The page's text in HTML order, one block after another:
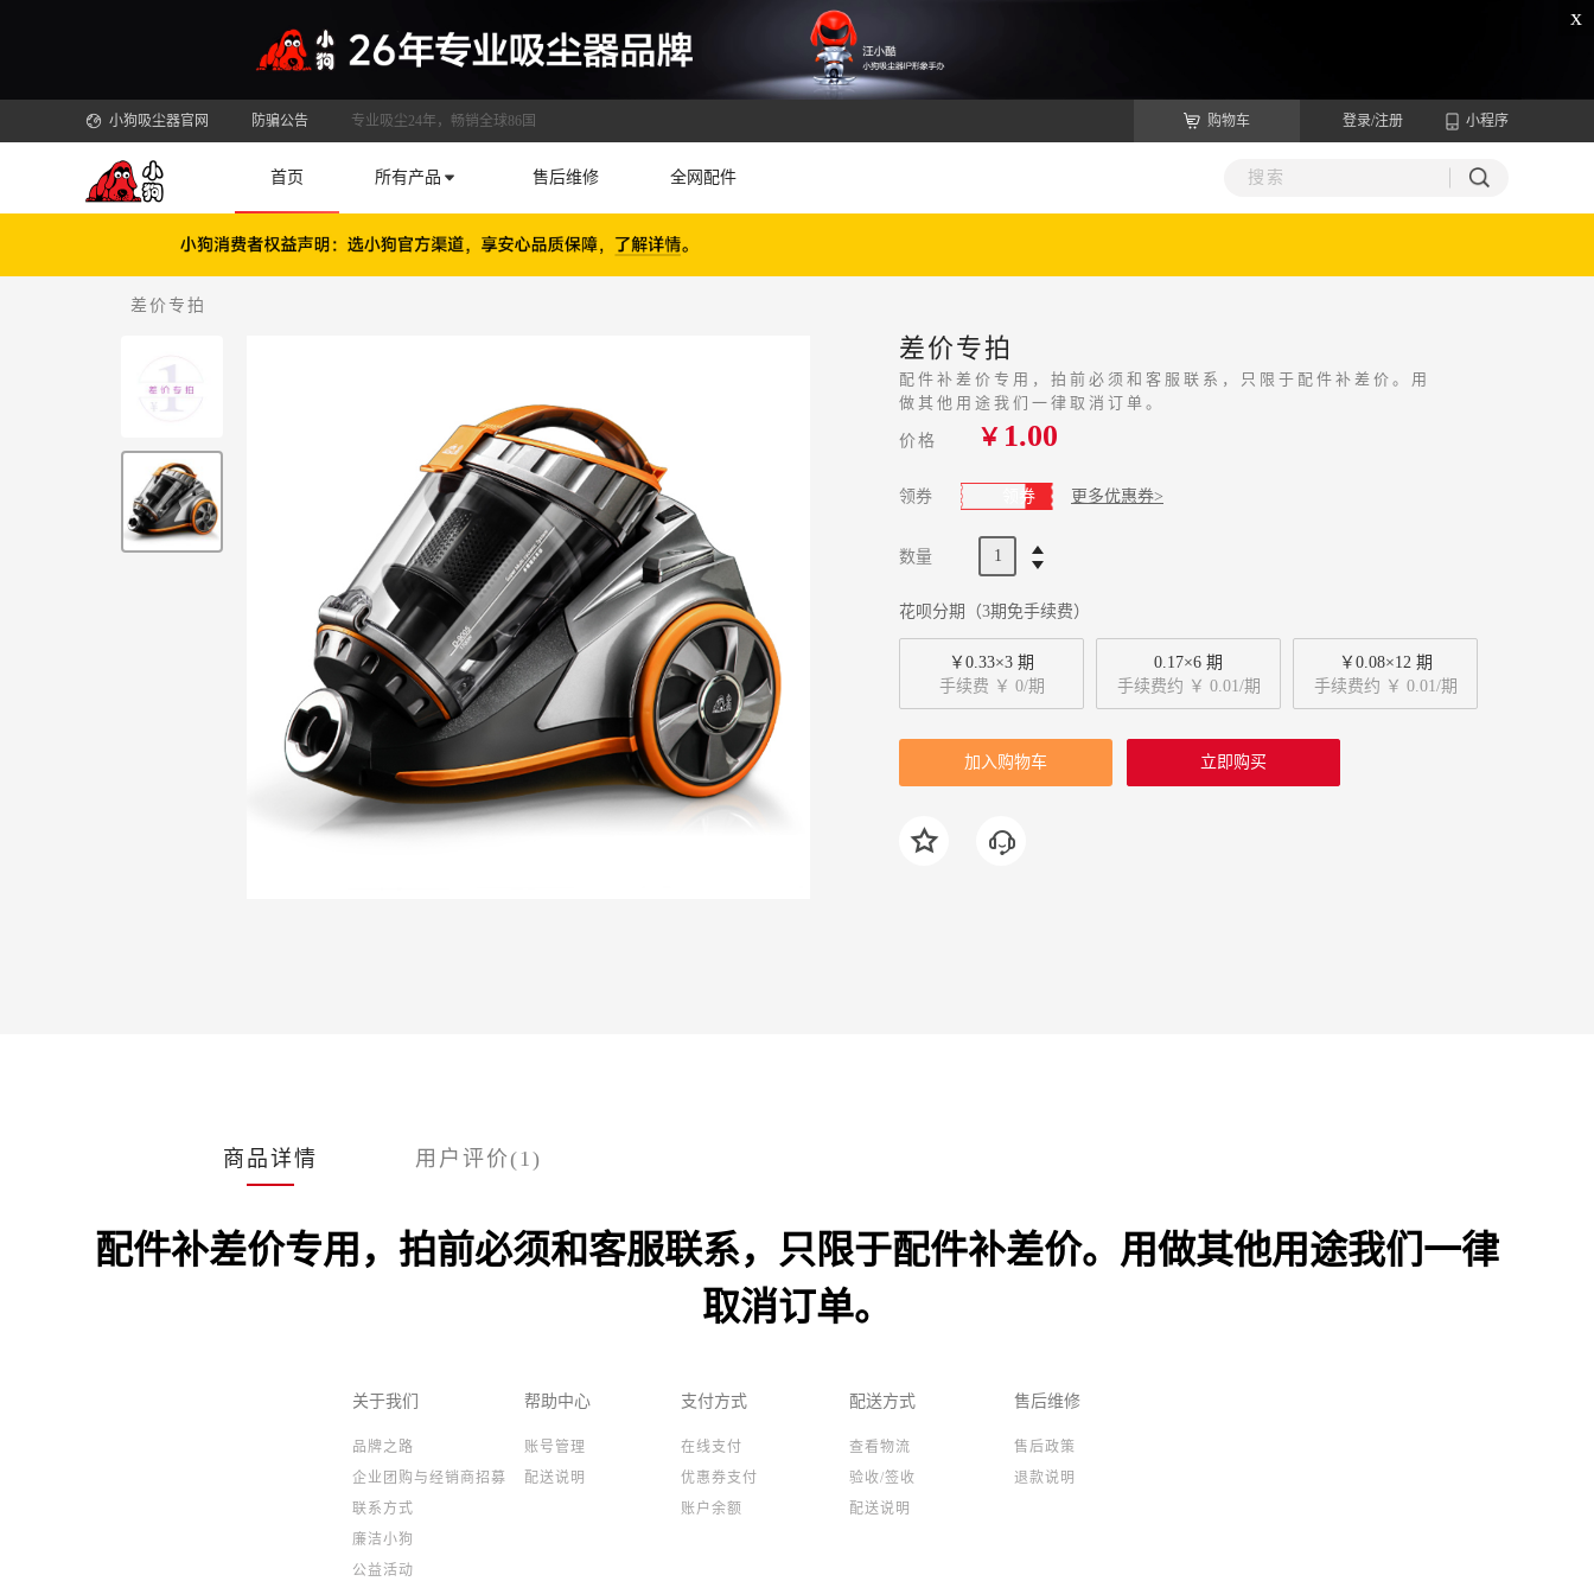
x
小狗吸尘器官网 防骗公告 专业吸尘24年，畅销全球86国 购物车 登录/注册 小程序
首页 所有产品 售后维修 全网配件
差价专拍
差价专拍
配件补差价专用，拍前必须和客服联系，只限于配件补差价。用
做其他用途我们一律取消订单。
价格 ￥ 1.00
领券 领券 更多优惠券>
数量
花呗分期（3期免手续费）
￥0.33×3 期
手续费 ￥ 0/期
0.17×6 期
手续费约 ￥ 0.01/期
￥0.08×12 期
手续费约 ￥ 0.01/期
立即购买
加入购物车
商品详情 用户评价(1)
配件补差价专用，拍前必须和客服联系，只限于配件补差价。用做其他用途我们一律
取消订单。
关于我们
品牌之路
企业团购与经销商招募
联系方式
廉洁小狗
公益活动
帮助中心
账号管理
配送说明
支付方式
在线支付
优惠券支付
账户余额
配送方式
查看物流
验收/签收
配送说明
售后维修
售后政策
退款说明